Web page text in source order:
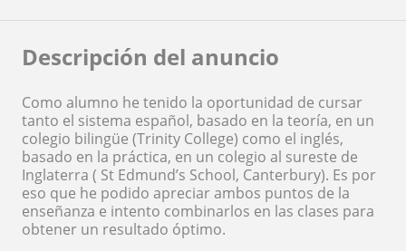
Descripción del anuncio
Como alumno he tenido la oportunidad de cursar
tanto el sistema español, basado en la teoría, en un
colegio bilingüe (Trinity College) como el inglés,
basado en la práctica, en un colegio al sureste de
Inglaterra ( St Edmund’s School, Canterbury). Es por
eso que he podido apreciar ambos puntos de la
enseñanza e intento combinarlos en las clases para
obtener un resultado óptimo.